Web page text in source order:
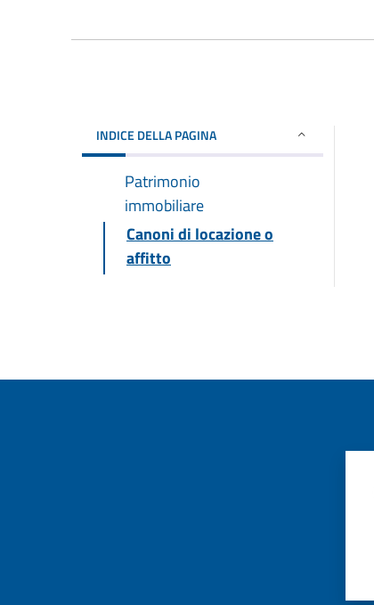
INDICE DELLA PAGINA
Patrimonio
immobiliare
Canoni di locazione o
affitto